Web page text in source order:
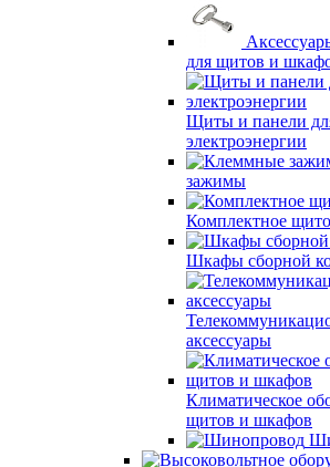
для щитов и
Щиты и панели
электроэнергии
зажимы
Комплектное
Шкафы сборной
аксессуары
Климатическое
щитов и шкафов